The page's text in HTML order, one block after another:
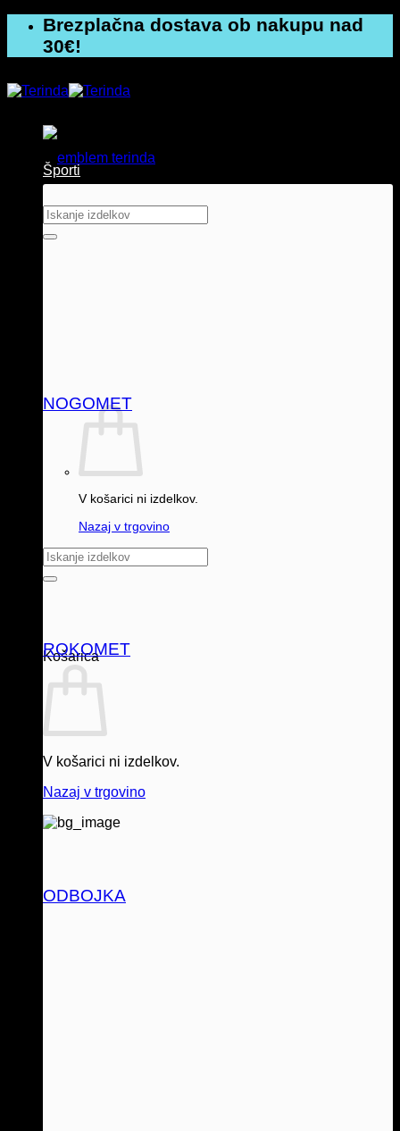
vsebino
Brezplačna dostava ob nakupu nad
30€!
Išči:
V košarici ni izdelkov.
Nazaj v trgovino
Išči:
Košarica
V košarici ni izdelkov.
Nazaj v trgovino
Športi
NOGOMET
ROKOMET
ODBOJKA